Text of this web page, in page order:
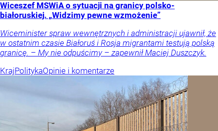
Wiceszef MSWiA o sytuacji na granicy polsko-
białoruskiej. „Widzimy pewne wzmożenie”
Wiceminister spraw wewnętrznych i administracji ujawnił, że
w ostatnim czasie Białoruś i Rosja migrantami testują polską
granicę. – My nie odpuścimy – zapewnił Maciej Duszczyk.
KrajPolitykaOpinie i komentarze